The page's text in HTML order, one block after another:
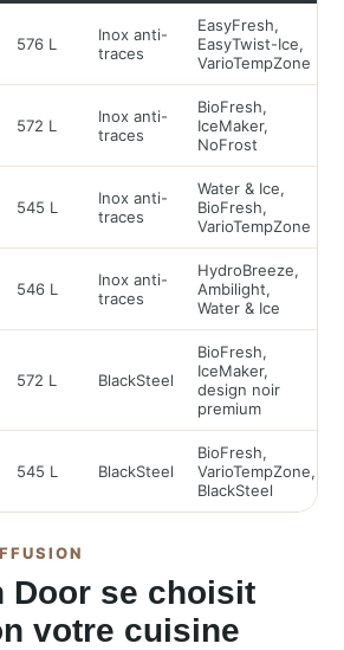
576 L
Inox anti-
traces
EasyFresh,
EasyTwist-Ice,
VarioTempZone
572 L
Inox anti-
traces
BioFresh,
IceMaker,
NoFrost
545 L
Inox anti-
traces
Water & Ice,
BioFresh,
VarioTempZone
546 L
Inox anti-
traces
HydroBreeze,
Ambilight,
Water & Ice
572 L BlackSteel
BioFresh,
IceMaker,
design noir
premium
545 L BlackSteel
BioFresh,
VarioTempZone,
BlackSteel
Door se choisit
votre cuisine